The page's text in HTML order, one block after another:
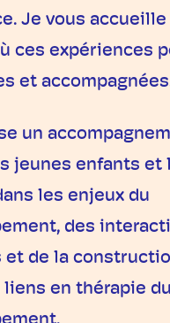
Je vous accueille
ces expériences
et
un
jeunes enfants et
les enjeux du
des
et de la
en thérapie du